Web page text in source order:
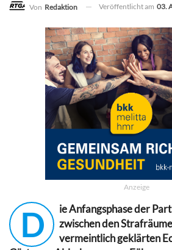
Von Redaktion Veröffentlicht am 03.
Anzeige
D
ie Anfangsphase der
zwischen den
vermeintlich geklärten